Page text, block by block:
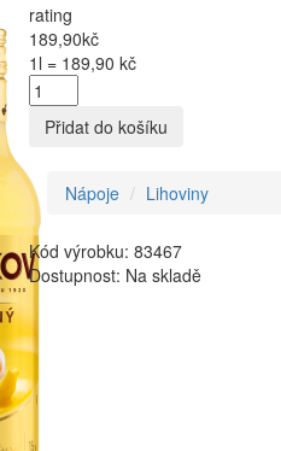
rating
189,90kč
1l = 189,90 kč
Přidat do košíku
Nápoje Lihoviny
Kód výrobku: 83467
Dostupnost: Na skladě